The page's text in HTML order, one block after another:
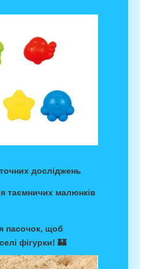
досліджень
таємничих малюнків
пасочок, щоб
фігурки! 🏰